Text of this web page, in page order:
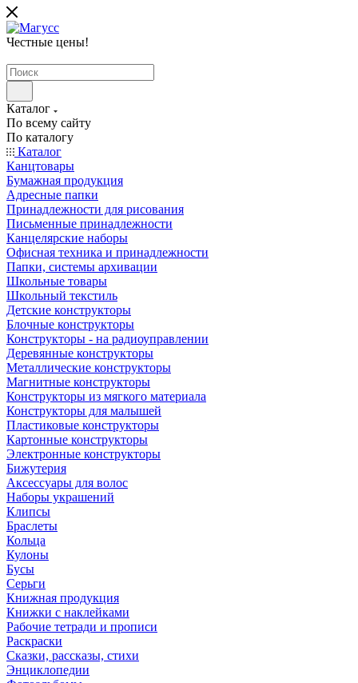
Честные цены!
Каталог
По всему сайту
По каталогу
Каталог
Канцтовары
Бумажная продукция
Адресные папки
Принадлежности для рисования
Письменные принадлежности
Канцелярские наборы
Офисная техника и принадлежности
Папки, системы архивации
Школьные товары
Школьный текстиль
Детские конструкторы
Блочные конструкторы
Конструкторы - на радиоуправлении
Деревянные конструкторы
Металлические конструкторы
Магнитные конструкторы
Конструкторы из мягкого материала
Конструкторы для малышей
Пластиковые конструкторы
Картонные конструкторы
Электронные конструкторы
Бижутерия
Аксессуары для волос
Наборы украшений
Клипсы
Браслеты
Кольца
Кулоны
Бусы
Серьги
Книжная продукция
Книжки с наклейками
Рабочие тетради и прописи
Раскраски
Сказки, рассказы, стихи
Энциклопедии